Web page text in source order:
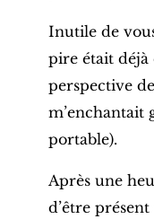
Inutile de
pire était déjà
perspective
m’enchantait
portable).
Après une
d’être